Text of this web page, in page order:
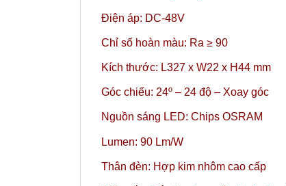
Điện áp: DC-48V
Chỉ số hoàn màu: Ra ≥ 90
Kích thước: L327 x W22 x H44 mm
Góc chiếu: 24º – 24 độ – Xoay góc
Nguồn sáng LED: Chips OSRAM
Lumen: 90 Lm/W
Thân đèn: Hợp kim nhôm cao cấp